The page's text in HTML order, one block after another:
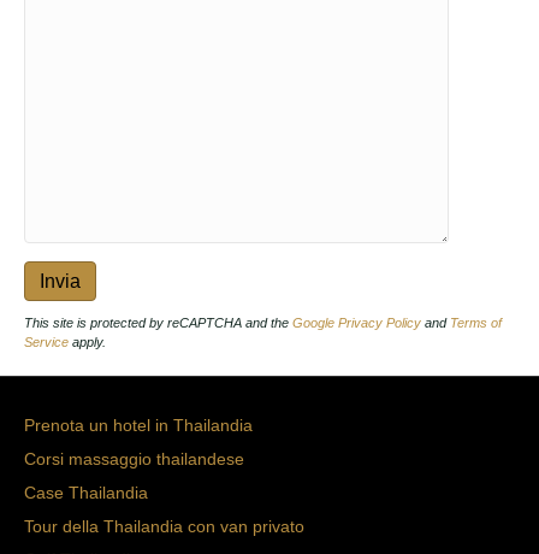
This site is protected by reCAPTCHA and the Google Privacy Policy and Terms of
Service apply.
Prenota un hotel in Thailandia
Corsi massaggio thailandese
Case Thailandia
Tour della Thailandia con van privato